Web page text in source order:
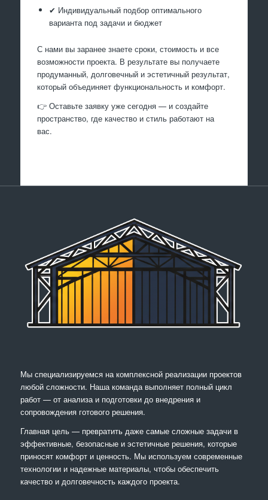
✔ Индивидуальный подбор оптимального
варианта под задачи и бюджет
С нами вы заранее знаете сроки, стоимость и все
возможности проекта. В результате вы получаете
продуманный, долговечный и эстетичный результат,
который объединяет функциональность и комфорт.
👉 Оставьте заявку уже сегодня — и создайте
пространство, где качество и стиль работают на
вас.
Мы специализируемся на комплексной реализации проектов
любой сложности. Наша команда выполняет полный цикл
работ — от анализа и подготовки до внедрения и
сопровождения готового решения.
Главная цель — превратить даже самые сложные задачи в
эффективные, безопасные и эстетичные решения, которые
приносят комфорт и ценность. Мы используем современные
технологии и надежные материалы, чтобы обеспечить
качество и долговечность каждого проекта.